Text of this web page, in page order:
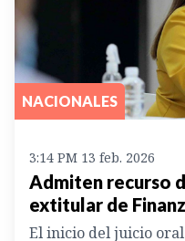
NACIONALES
3:14 PM 13 feb. 2026
Admiten recurso
extitular de
El inicio del juicio